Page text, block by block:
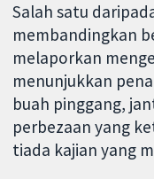
Salah satu
membandingkan
melaporkan
menunjukkan
buah pinggang,
perbezaan yang
tiada kajian yang